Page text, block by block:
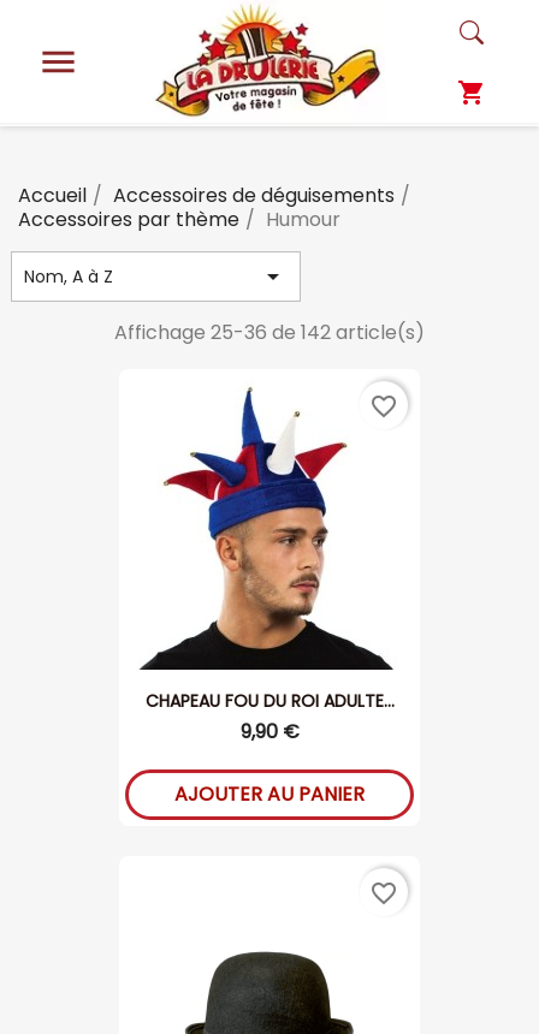

shopping_cart
Accueil
Accessoires de déguisements
Accessoires par thème
Humour
Nom, A à Z 
Affichage 25-36 de 142 article(s)
CHAPEAU FOU DU ROI ADULTE...
9,90 €
AJOUTER AU PANIER
favorite_border
favorite_border